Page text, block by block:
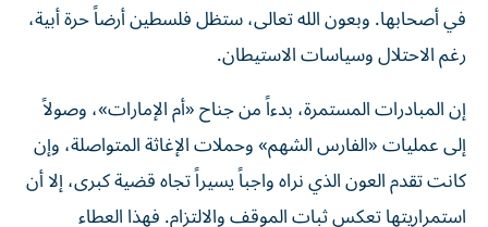
في أصحابها. وبعون الله تعالى، ستظل فلسطين أرضاً حرة أبية،
رغم الاحتلال وسياسات الاستيطان.
إن المبادرات المستمرة، بدءاً من جناح «أم الإمارات»، وصولاً
إلى عمليات «الفارس الشهم» وحملات الإغاثة المتواصلة، وإن
كانت تقدم العون الذي نراه واجباً يسيراً تجاه قضية كبرى، إلا أن
استمراريتها تعكس ثبات الموقف والالتزام. فهذا العطاء